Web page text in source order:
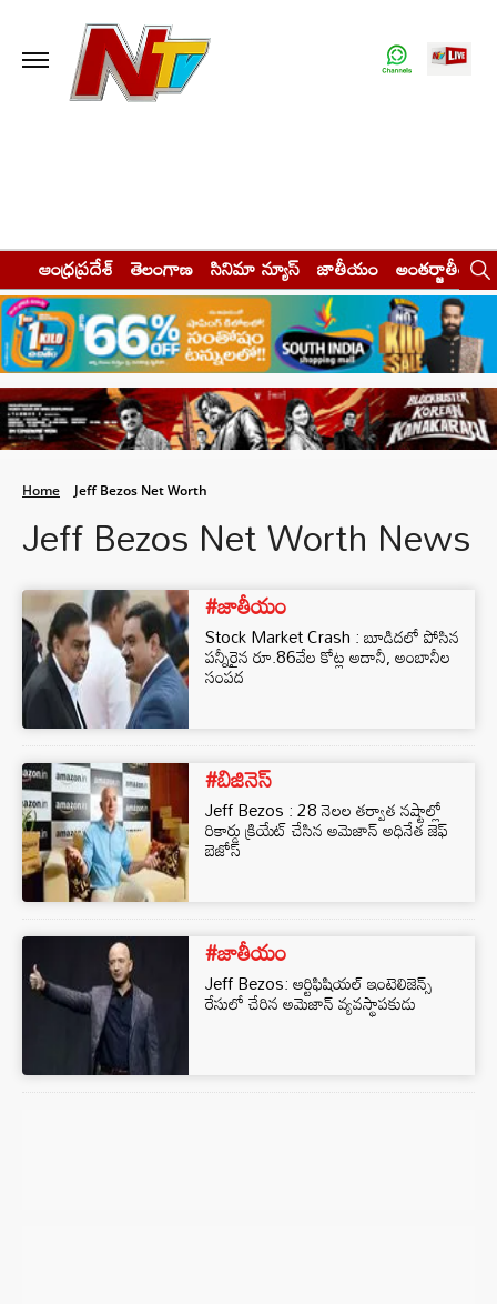
ఆంధ్రప్రదేశ్ తెలంగాణ సినిమా న్యూస్ జాతీయం అంతర్జాతీయం
Home Jeff Bezos Net Worth
Jeff Bezos Net Worth News
#జాతీయం
Stock Market Crash : బూడిదలో పోసిన
పన్నీరైన రూ.86వేల కోట్ల అదానీ, అంబానీల
సంపద
#బిజినెస్‌
Jeff Bezos : 28 నెలల తర్వాత నష్టాల్లో
రికార్డు క్రియేట్ చేసిన అమెజాన్ అధినేత జెఫ్
బెజోస్
#జాతీయం
Jeff Bezos: ఆర్టిఫిషియల్ ఇంటెలిజెన్స్
రేసులో చేరిన అమెజాన్ వ్యవస్థాపకుడు